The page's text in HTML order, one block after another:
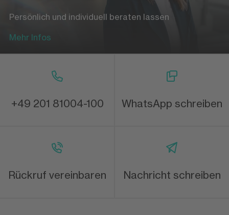
Persönlich und individuell beraten lassen
Mehr Infos
+49 201 81004-100 WhatsApp schreiben
Rückruf vereinbaren Nachricht schreiben